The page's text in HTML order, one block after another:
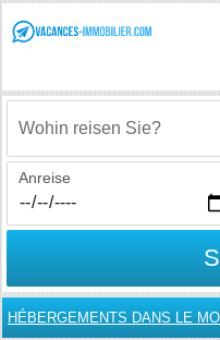
Wohin reisen Sie?
Anreise
HÉBERGEMENTS DANS LE